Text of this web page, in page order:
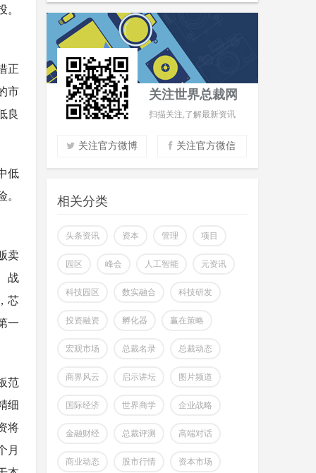
正
市
良
低
卖
战
芯
一
范
细
将
月
关注世界总裁网
扫描关注,了解最新资讯
关注官方微博 关注官方微信
掌握市场风云动态
改变你所看到的世界
相关分类
头条资讯 资本 管理 项目
园区 峰会 人工智能 元资讯
科技园区 数实融合 科技研发
投资融资 孵化器 赢在策略
宏观市场 总裁名录 总裁动态
商界风云 启示讲坛 图片频道
国际经济 世界商学 企业战略
金融财经 总裁评测 高端对话
商业动态 股市行情 资本市场
全球首个可变形个人机器人，